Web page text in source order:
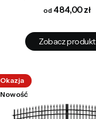
Cena484,00 zł
Zobacz produkt
Okazja
Nowość